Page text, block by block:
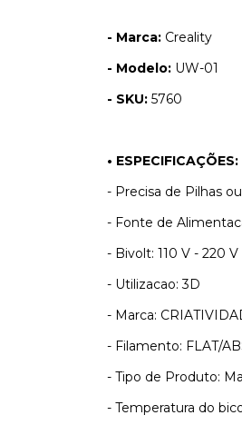
- Marca: Creality
- Modelo: UW-01
- SKU: 5760
• ESPECIFICAÇÕES:
- Precisa de Pilhas
- Fonte de
- Bivolt: 110 V - 220 V
- Utilizacao: 3D
- Marca:
- Filamento: FLAT/
- Tipo de Produto:
- Temperatura do